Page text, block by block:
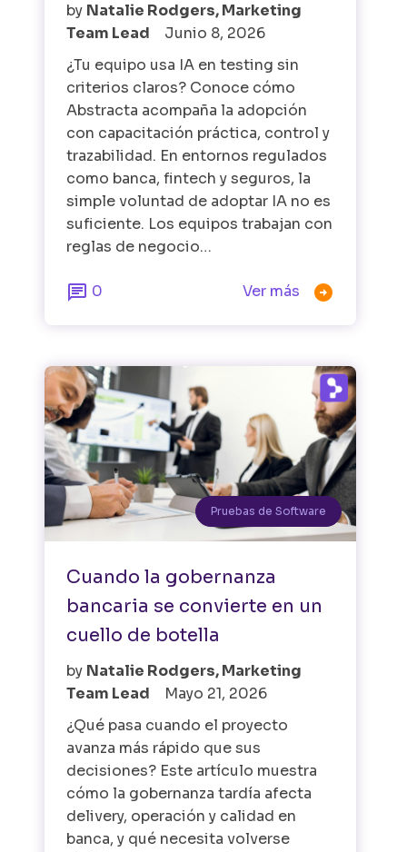
by Natalie Rodgers, Marketing
Team Lead
Junio 8, 2026
¿Tu equipo usa IA en testing sin
criterios claros? Conoce cómo
Abstracta acompaña la adopción
con capacitación práctica, control y
trazabilidad. En entornos regulados
como banca, fintech y seguros, la
simple voluntad de adoptar IA no es
suficiente. Los equipos trabajan con
reglas de negocio…
 0 Ver más 
Pruebas de Software
Cuando la gobernanza
bancaria se convierte en un
cuello de botella
by Natalie Rodgers, Marketing
Team Lead
Mayo 21, 2026
¿Qué pasa cuando el proyecto
avanza más rápido que sus
decisiones? Este artículo muestra
cómo la gobernanza tardía afecta
delivery, operación y calidad en
banca, y qué necesita volverse